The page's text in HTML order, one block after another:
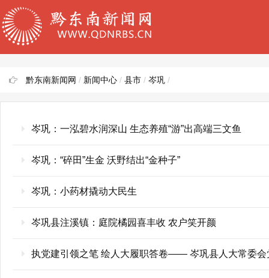
黔东南新闻网 / 新闻中心 / 县市 / 岑巩 /
岑巩：一泓碧水润深山 生态养殖“游”出高端三文鱼
岑巩：“碎田”生金 沃野结出“金种子”
岑巩：小药材撬动大民生
岑巩县注溪镇：庭院橘园喜丰收 农户笑开颜
执党建引领之笔 绘人大履职答卷—— 岑巩县人大常委会